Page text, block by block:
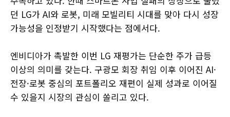
던 LG가 AI와 로봇, 미래 모빌리티 시대를 맞아 다시 성장
가능성을 인정받기 시작했다는 점에서다.
엔비디아가 촉발한 이번 LG 재평가는 단순한 주가 급등
이상의 의미를 갖는다. 구광모 회장 취임 이후 이어진 AI·
전장·로봇 중심의 포트폴리오 재편이 실제 성과로 이어질
수 있을지 시장의 관심이 쏠리고 있다.